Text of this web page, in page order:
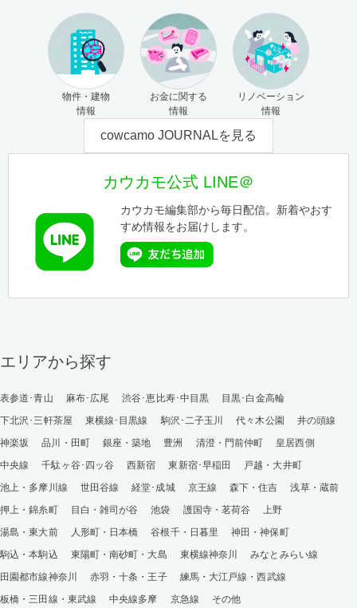
物件・建物
情報
お金に関する
情報
リノベーション
情報
cowcamo JOURNALを見る
カウカモ公式 LINE＠
カウカモ編集部から毎日配信。新着やおす
すめ情報をお届けします。
エリアから探す
表参道･青山 麻布･広尾 渋谷･恵比寿･中目黒
目黒･白金高輪
下北沢･三軒茶屋
東横線･目黒線 駒沢･二子玉川 代々木公園
井の頭線
神楽坂
品川・田町 銀座・築地 豊洲 清澄・門前仲町
皇居西側
中央線
千駄ヶ谷･四ッ谷 西新宿 東新宿･早稲田
戸越・大井町
池上・多摩川線
世田谷線 経堂･成城 京王線 森下・住吉
浅草・蔵前
押上・錦糸町
目白・雑司が谷 池袋 護国寺・茗荷谷
上野
湯島・東大前
人形町・日本橋 谷根千・日暮里
神田・神保町
駒込・本駒込
東陽町・南砂町・大島 東横線神奈川
みなとみらい線
田園都市線神奈川
赤羽・十条・王子
練馬・大江戸線・西武線
板橋・三田線・東武線
中央線多摩 京急線 その他